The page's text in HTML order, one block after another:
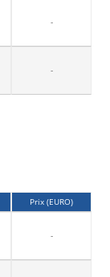
-
-
Prix (EURO)
-